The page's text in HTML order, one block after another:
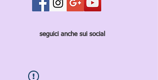
seguici anche sui social